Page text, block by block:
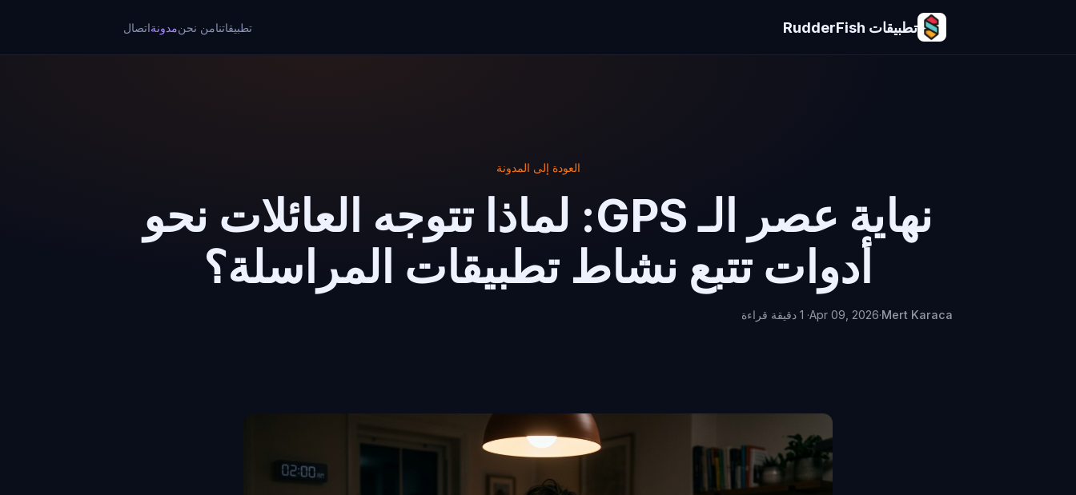
تطبيقات RudderFish تطبيقاتنامن نحنمدونةاتصال
العودة إلى المدونة
نهاية عصر الـ GPS: لماذا تتوجه العائلات نحو
أدوات تتبع نشاط تطبيقات المراسلة؟
Mert Karaca
·
Apr 09, 2026· 1 دقيقة قراءة